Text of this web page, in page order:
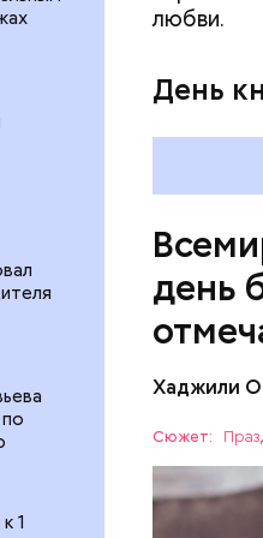
1
любви.
День
день
Хаджили
Сюжет:
фонд